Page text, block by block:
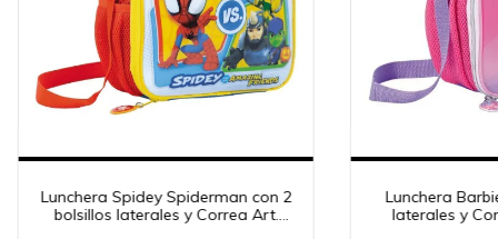
Lunchera Spidey Spiderman con 2
bolsillos laterales y Correa Art.
Lunchera
laterales y